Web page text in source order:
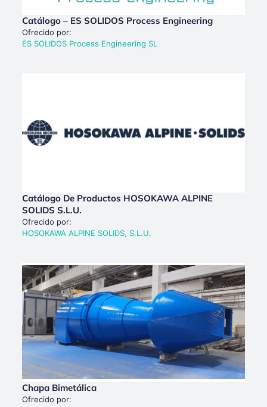
Catálogo – ES SOLIDOS Process Engineering
Ofrecido por:
ES SOLIDOS Process Engineering SL
Catálogo De Productos HOSOKAWA ALPINE
SOLIDS S.L.U.
Ofrecido por:
HOSOKAWA ALPINE SOLIDS, S.L.U.
Chapa Bimetálica
Ofrecido por: